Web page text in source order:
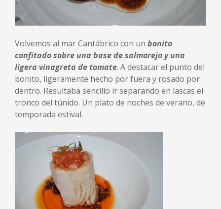
Volvemos al mar Cantábrico con un bonito
confitado sobre una base de salmorejo y una
ligera vinagreta de tomate. A destacar el punto del
bonito, ligeramente hecho por fuera y rosado por
dentro. Resultaba sencillo ir separando en lascas el
tronco del túnido. Un plato de noches de verano, de
temporada estival.